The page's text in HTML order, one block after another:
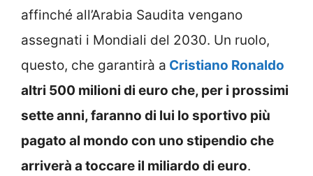
affinché all’Arabia Saudita vengano
assegnati i Mondiali del 2030. Un ruolo,
questo, che garantirà a Cristiano Ronaldo
altri 500 milioni di euro che, per i prossimi
sette anni, faranno di lui lo sportivo più
pagato al mondo con uno stipendio che
arriverà a toccare il miliardo di euro.